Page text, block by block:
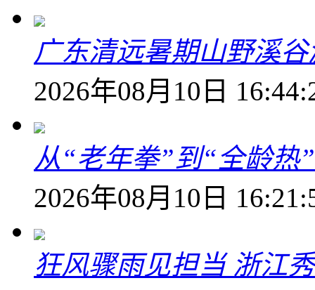
广东清远暑期山野溪
2026年08月10日
从“老年拳”到“全龄热
2026年08月10日
狂风骤雨见担当 浙江